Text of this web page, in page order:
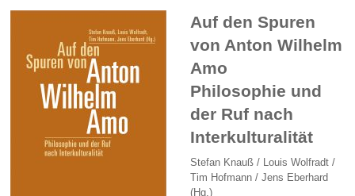
Auf den Spuren
von Anton Wilhelm
Amo
Philosophie und
der Ruf nach
Interkulturalität
Stefan Knauß / Louis Wolfradt /
Tim Hofmann / Jens Eberhard
(Hg.)